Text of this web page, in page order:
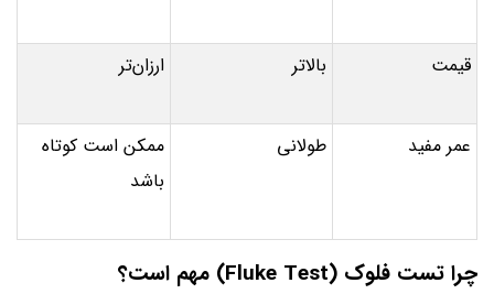
قیمت بالاتر ارزان‌تر
عمر مفید طولانی
ممکن است کوتاه
باشد
چرا تست فلوک (Fluke Test) مهم است؟